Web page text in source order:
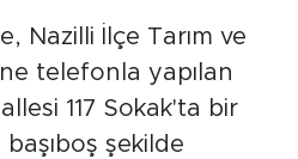
Nazilli İlçe Tarım ve
telefonla yapılan
117 Sokak'ta bir
şekilde